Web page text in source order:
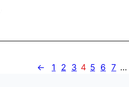
← 1 2 3 4 5 6 7 …